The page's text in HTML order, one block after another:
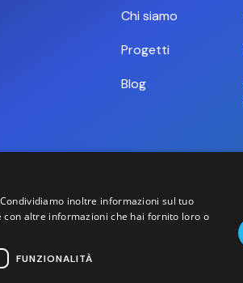
Chi siamo
Progetti
Blog
inoltre informazioni sul tuo
altre informazioni che hai fornito loro o
FUNZIONALITÀ